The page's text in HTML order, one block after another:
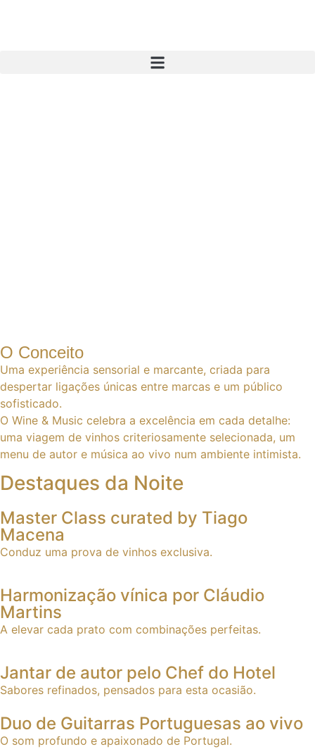
O Conceito
Uma experiência sensorial e marcante, criada para
despertar ligações únicas entre marcas e um público
sofisticado.
O Wine & Music celebra a excelência em cada detalhe:
uma viagem de vinhos criteriosamente selecionada, um
menu de autor e música ao vivo num ambiente intimista.
Destaques da Noite
Master Class curated by Tiago
Macena
Conduz uma prova de vinhos exclusiva.
Harmonização vínica por Cláudio
Martins
A elevar cada prato com combinações perfeitas.
Jantar de autor pelo Chef do Hotel
Sabores refinados, pensados para esta ocasião.
Duo de Guitarras Portuguesas ao vivo
O som profundo e apaixonado de Portugal.